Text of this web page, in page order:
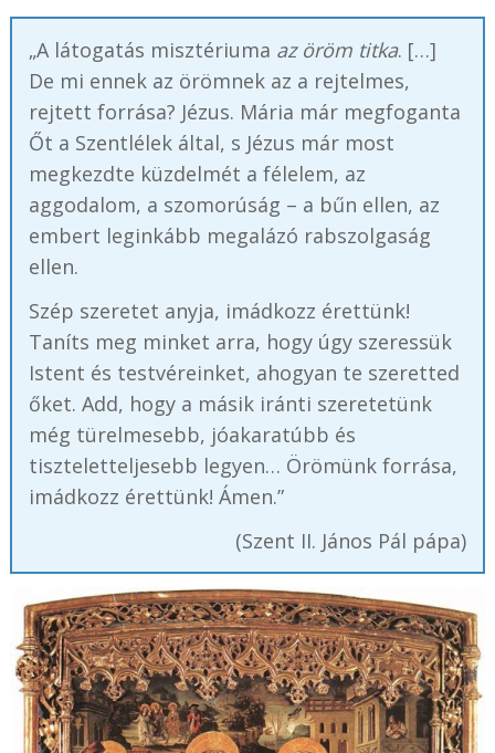
„A látogatás misztériuma az öröm titka. […]
De mi ennek az örömnek az a rejtelmes,
rejtett forrása? Jézus. Mária már megfoganta
Őt a Szentlélek által, s Jézus már most
megkezdte küzdelmét a félelem, az
aggodalom, a szomorúság – a bűn ellen, az
embert leginkább megalázó rabszolgaság
ellen.
Szép szeretet anyja, imádkozz érettünk!
Taníts meg minket arra, hogy úgy szeressük
Istent és testvéreinket, ahogyan te szeretted
őket. Add, hogy a másik iránti szeretetünk
még türelmesebb, jóakaratúbb és
tiszteletteljesebb legyen… Örömünk forrása,
imádkozz érettünk! Ámen.”
(Szent II. János Pál pápa)